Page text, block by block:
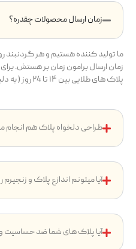
زمان ارسال محصولات چقدره؟
ما تولید کننده هستیم و هر
پلاک های طلایی بین ۱۴ تا ۲4 روز ( به دلیل آبکاری طلایی)
طراحی دلخواه پلاک هم انجام
آیا میتونم اندازع پلاک و
آیا پلاک های شما ضد حساسیت